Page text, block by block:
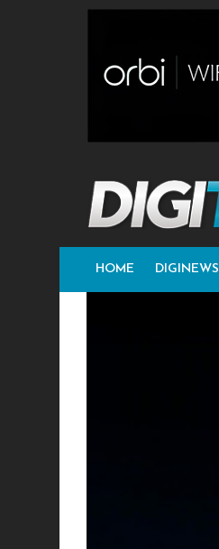
HOME DIGINEWS